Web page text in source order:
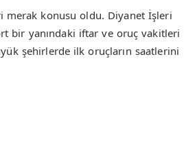
merak konusu oldu. Diyanet İşleri
bir yanındaki iftar ve oruç vakitleri
şehirlerde ilk oruçların saatlerini